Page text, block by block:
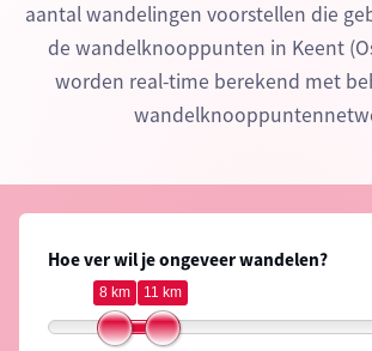
aantal wandelingen voorstellen die
de wandelknooppunten in Keent
worden real-time berekend met
Hoe ver wil je ongeveer wandelen?
8 km 11 km